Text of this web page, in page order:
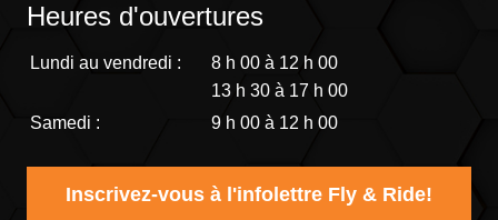
Heures d'ouvertures
Lundi au vendredi :
8 h 00 à 12 h 00
13 h 30 à 17 h 00
Samedi :
9 h 00 à 12 h 00
Inscrivez-vous à l'infolettre Fly & Ride!